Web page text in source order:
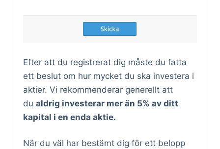
Efter att du registrerat dig måste du fatta
ett beslut om hur mycket du ska investera i
aktier. Vi rekommenderar generellt att
du aldrig investerar mer än 5% av ditt
kapital i en enda aktie.
När du väl har bestämt dig för ett belopp